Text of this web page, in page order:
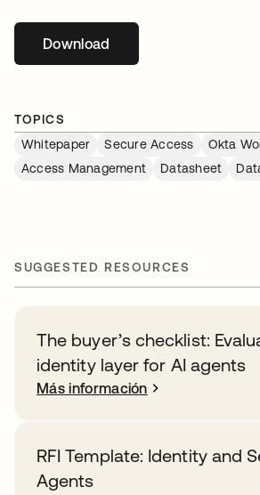
Downloadse abre en una pestaña
TOPICS
Whitepaper
Secure Access
Okta
Access Management
Datasheet
SUGGESTED RESOURCES
The buyer’s checklist:
identity layer for AI agents
Más información
RFI Template: Identity and
Agents